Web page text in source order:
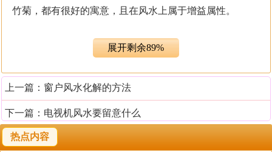
竹菊，都有很好的寓意，且在风水上属于增益属性。
2、要避开一些不能挂的字画。
此，要避开。同时，比如生活中有些很抽象的画，或看起
来不太好理解的字画，尽量不要挂在卧室里面，否则，对
感情会有一定的影响，这也是要注意的。
3、可以旺财催财。
展开剩余89%
上一篇： 窗户风水化解的方法
下一篇： 电视机风水要留意什么
热点内容